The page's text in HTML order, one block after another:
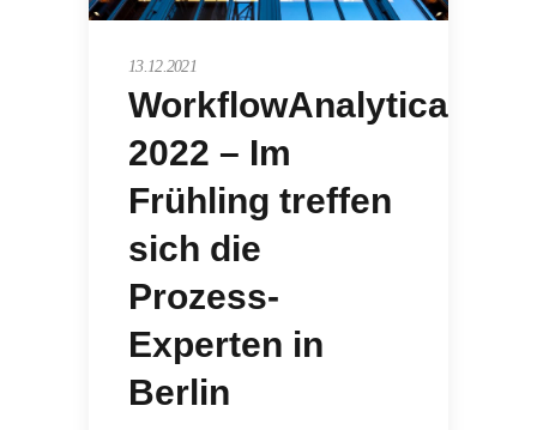
13.12.2021
WorkflowAnalytica
2022 – Im
Frühling treffen
sich die
Prozess-
Experten in
Berlin